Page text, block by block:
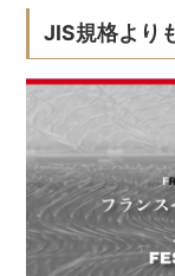
JIS規格より